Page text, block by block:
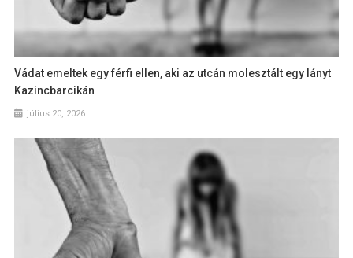
Vádat emeltek egy férfi ellen, aki az utcán molesztált egy lányt
Kazincbarcikán
július 20, 2026